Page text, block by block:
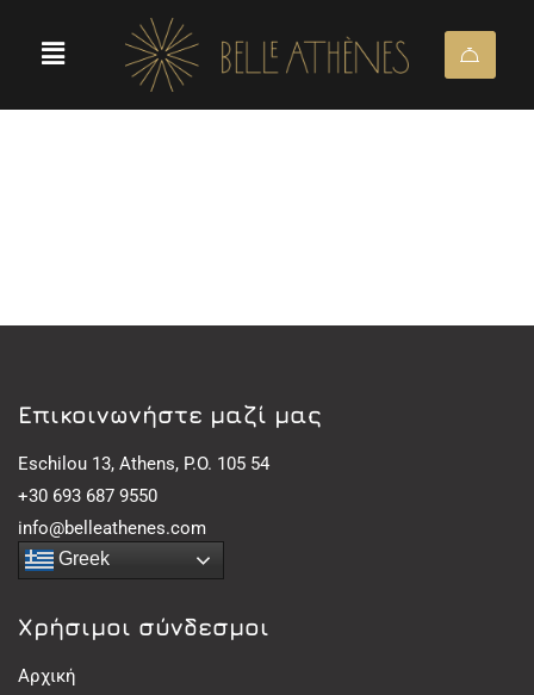
Eπικοινωνήστε μαζί μας
Eschilou 13, Athens, P.O. 105 54
+30 693 687 9550
info@belleathenes.com
Greek
Χρήσιμοι σύνδεσμοι
Αρχική